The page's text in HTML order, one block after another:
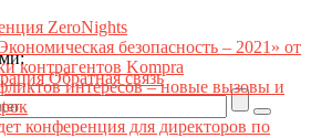
Обратная связь
ZeroNights
безопасность – 2021» от
контрагентов Kompra
интересов – новые вызовы и
конференция для директоров по